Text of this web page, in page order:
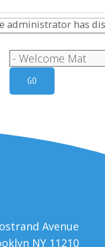
administrator has
Avenue
NY 11210